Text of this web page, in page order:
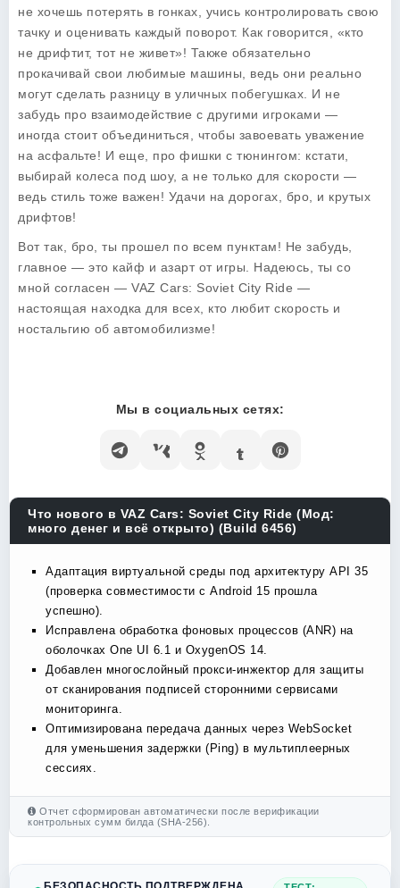
не хочешь потерять в гонках, учись контролировать свою
тачку и оценивать каждый поворот. Как говорится, «кто
не дрифтит, тот не живет»! Также обязательно
прокачивай свои любимые машины, ведь они реально
могут сделать разницу в уличных побегушках. И не
забудь про взаимодействие с другими игроками —
иногда стоит объединиться, чтобы завоевать уважение
на асфальте! И еще, про фишки с тюнингом: кстати,
выбирай колеса под шоу, а не только для скорости —
ведь стиль тоже важен! Удачи на дорогах, бро, и крутых
дрифтов!
Вот так, бро, ты прошел по всем пунктам! Не забудь,
главное — это кайф и азарт от игры. Надеюсь, ты со
мной согласен — VAZ Cars: Soviet City Ride —
настоящая находка для всех, кто любит скорость и
ностальгию об автомобилизме!
Мы в социальных сетях:
Что нового в VAZ Cars: Soviet City Ride (Мод:
много денег и всё открыто) (Build 6456)
Адаптация виртуальной среды под архитектуру API 35
(проверка совместимости с Android 15 прошла
успешно).
Исправлена обработка фоновых процессов (ANR) на
оболочках One UI 6.1 и OxygenOS 14.
Добавлен многослойный прокси-инжектор для защиты
от сканирования подписей сторонними сервисами
мониторинга.
Оптимизирована передача данных через WebSocket
для уменьшения задержки (Ping) в мультиплеерных
сессиях.
Отчет сформирован автоматически после верификации
контрольных сумм билда (SHA-256).